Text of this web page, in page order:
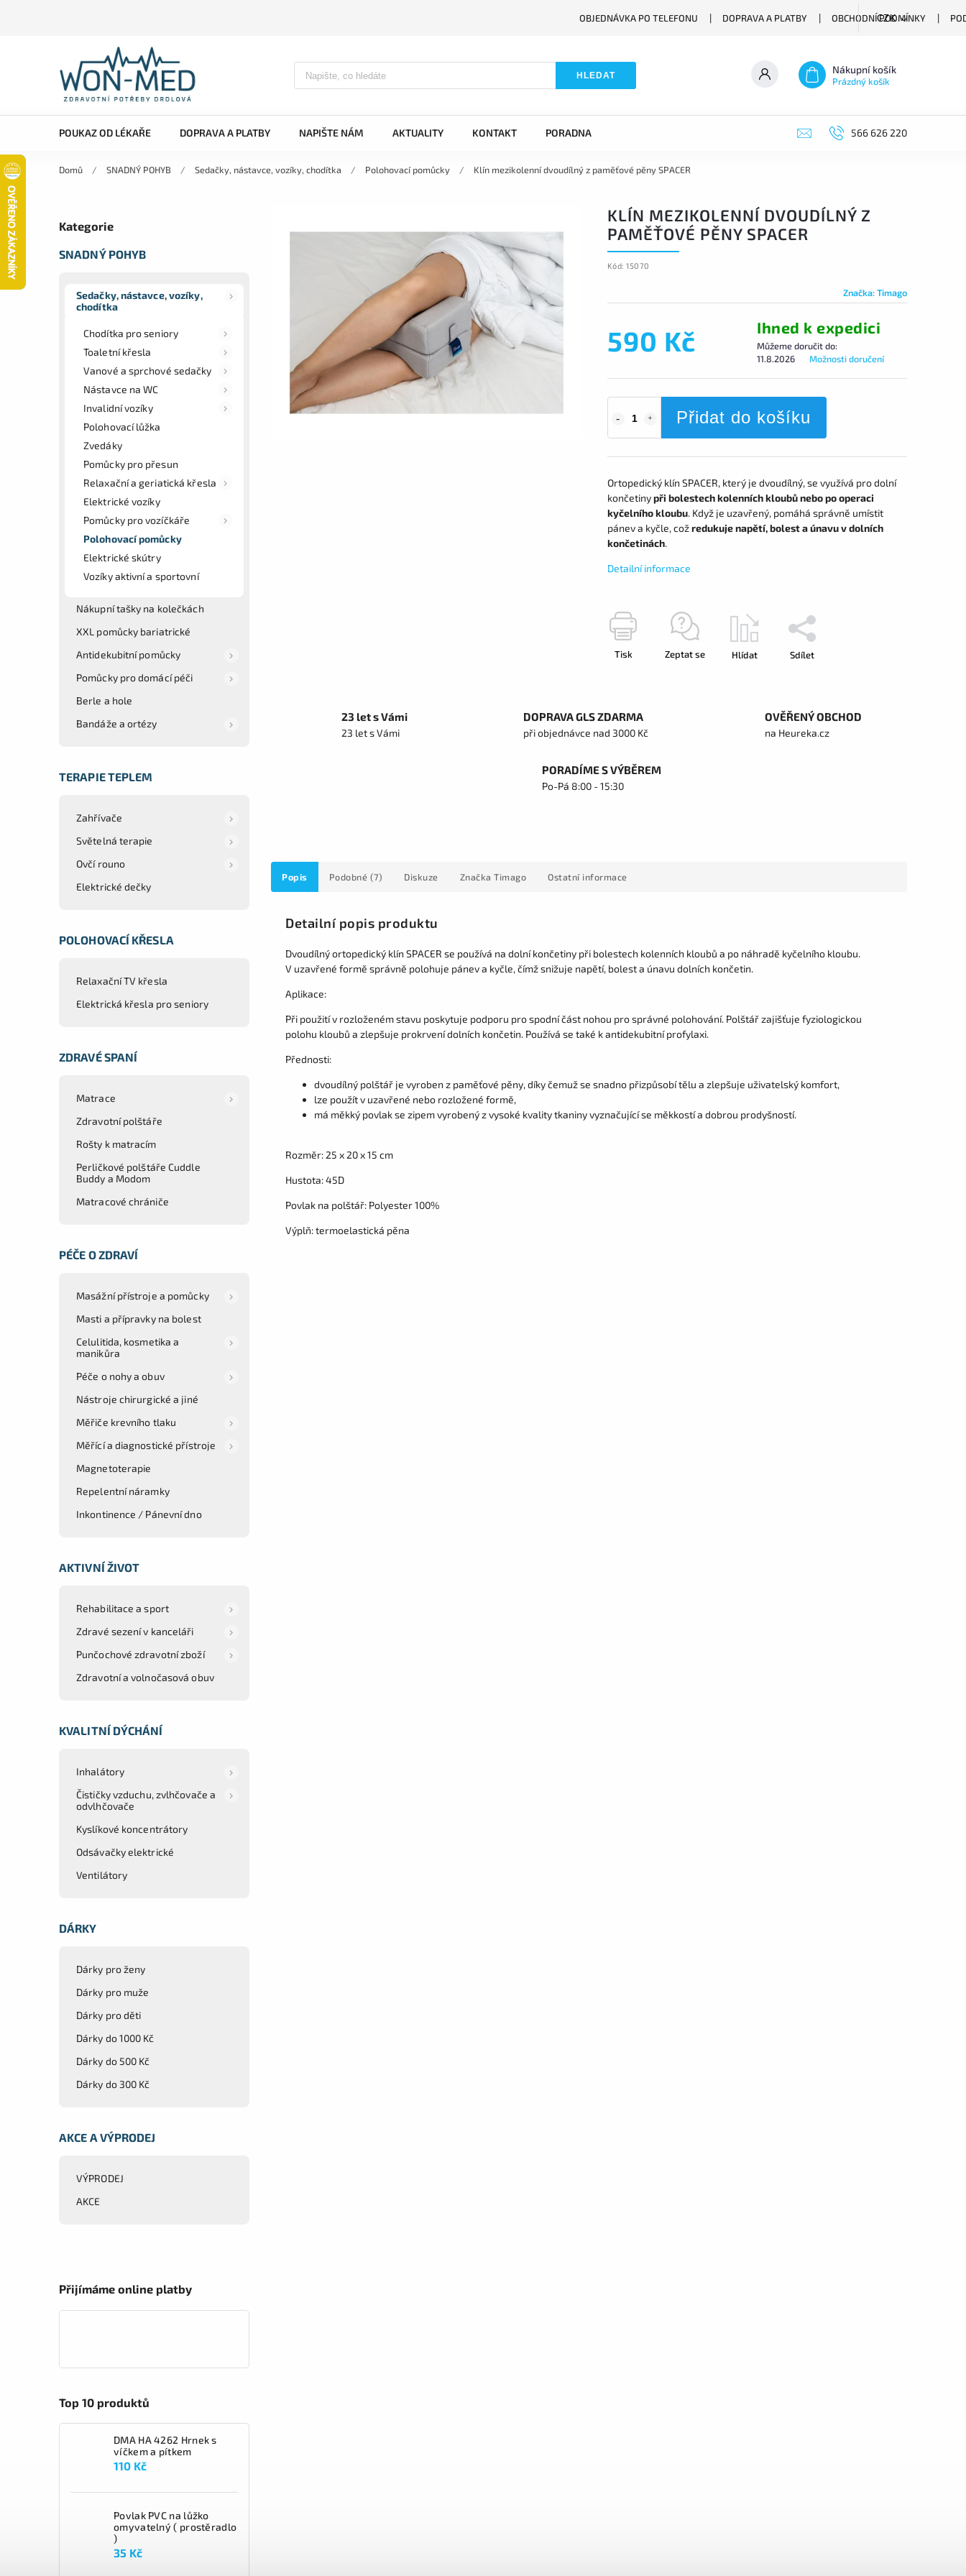
OBJEDNÁVKA PO TELEFONU DOPRAVA A PLATBY OBCHODNÍ PODMÍNKY
CZK
HLEDAT Nákupní košík
Prázdný košík
POUKAZ OD LÉKAŘE DOPRAVA A PLATBY NAPIŠTE NÁM AKTUALITY KONTAKT PORADNA 566 626 220
Domů / SNADNÝ POHYB / Sedačky, nástavce, vozíky, chodítka / Polohovací pomůcky / Klín mezikolenní dvoudílný z paměťové pěny SPACER
Kategorie
SNADNÝ POHYB
Sedačky, nástavce, vozíky,
chodítka
Chodítka pro seniory
Toaletní křesla
Vanové a sprchové sedačky
Nástavce na WC
Invalidní vozíky
Polohovací lůžka
Zvedáky
Pomůcky pro přesun
Relaxační a geriatická křesla
Elektrické vozíky
Pomůcky pro vozíčkáře
Polohovací pomůcky
Elektrické skútry
Vozíky aktivní a sportovní
Nákupní tašky na kolečkách
XXL pomůcky bariatrické
Antidekubitní pomůcky
Pomůcky pro domácí péči
Berle a hole
Bandáže a ortézy
TERAPIE TEPLEM
Zahřívače
Světelná terapie
Ovčí rouno
Elektrické dečky
POLOHOVACÍ KŘESLA
Relaxační TV křesla
Elektrická křesla pro seniory
ZDRAVÉ SPANÍ
Matrace
Zdravotní polštáře
Rošty k matracím
Perličkové polštáře Cuddle
Buddy a Modom
Matracové chrániče
PÉČE O ZDRAVÍ
Masážní přístroje a pomůcky
Masti a přípravky na bolest
Celulitida, kosmetika a
manikůra
Péče o nohy a obuv
Nástroje chirurgické a jiné
Měřiče krevního tlaku
Měřící a diagnostické přístroje
Magnetoterapie
Repelentní náramky
Inkontinence / Pánevní dno
AKTIVNÍ ŽIVOT
Rehabilitace a sport
Zdravé sezení v kanceláři
Punčochové zdravotní zboží
Zdravotní a volnočasová obuv
KVALITNÍ DÝCHÁNÍ
Inhalátory
Čističky vzduchu, zvlhčovače a
odvlhčovače
Kyslíkové koncentrátory
Odsávačky elektrické
Ventilátory
DÁRKY
Dárky pro ženy
Dárky pro muže
Dárky pro děti
Dárky do 1000 Kč
Dárky do 500 Kč
Dárky do 300 Kč
AKCE A VÝPRODEJ
VÝPRODEJ
AKCE
Přijímáme online platby
Top 10 produktů
DMA HA 4262 Hrnek s
víčkem a pítkem
110 Kč
Povlak PVC na lůžko
omyvatelný ( prostěradlo
)
35 Kč
KLÍN MEZIKOLENNÍ DVOUDÍLNÝ Z
PAMĚŤOVÉ PĚNY SPACER
Kód: 15070
Značka:Timago
590 Kč Ihned k expedici
Můžeme doručit do:
11.8.2026
Možnosti doručení
Přidat do košíku
Ortopedický klín SPACER, který je dvoudílný, se využívá pro dolní
končetinypři bolestech kolenních kloubů nebo po operaci
kyčelního kloubu. Když je uzavřený, pomáhá správně umístit
pánev a kyčle, cožredukuje napětí, bolest a únavu v dolních
končetinách.
Detailní informace
Tisk Zeptat se Hlídat Sdílet
23 let s Vámi
23 let s Vámi
DOPRAVA GLS ZDARMA
při objednávce nad 3000 Kč
OVĚŘENÝ OBCHOD
na Heureka.cz
PORADÍME S VÝBĚREM
Po-Pá 8:00 - 15:30
Popis Podobné (7) Diskuze Značka Timago Ostatní informace
Detailní popis produktu
Dvoudílný ortopedický klín SPACER se používá na dolní končetiny při bolestech kolenních kloubů a po náhradě kyčelního kloubu.
V uzavřené formě správně polohuje pánev a kyčle, čímž snižuje napětí, bolest a únavu dolních končetin.
Aplikace:
Při použití v rozloženém stavu poskytuje podporu pro spodní část nohou pro správné polohování. Polštář zajišťuje fyziologickou
polohu kloubů a zlepšuje prokrvení dolních končetin. Používá se také k antidekubitní profylaxi.
Přednosti:
dvoudílný polštář je vyroben z paměťové pěny, díky čemuž se snadno přizpůsobí tělu a zlepšuje uživatelský komfort,
lze použít v uzavřené nebo rozložené formě,
má měkký povlak se zipem vyrobený z vysoké kvality tkaniny vyznačující se měkkostí a dobrou prodyšností.
Rozměr: 25 x 20 x 15 cm
Hustota: 45D
Povlak na polštář: Polyester 100%
Výplň: termoelastická pěna